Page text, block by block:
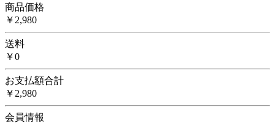
商品価格
￥2,980
送料
￥0
お支払額合計
￥2,980
会員情報